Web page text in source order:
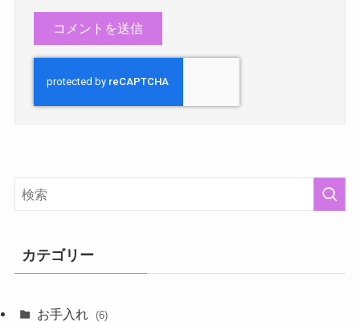
カテゴリー
お手入れ (6)